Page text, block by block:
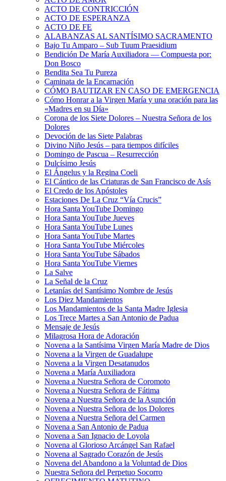
ACTO DE CONTRICCIÓN
ACTO DE ESPERANZA
ACTO DE FE
ALABANZAS AL SANTÍSIMO SACRAMENTO
Bajo Tu Amparo – Sub Tuum Praesidium
Bendición De María Auxiliadora — Compuesta por:
Don Bosco
Bendita Sea Tu Pureza
Caminata de la Encarnación
CÓMO BAUTIZAR EN CASO DE EMERGENCIA
Cómo Honrar a la Virgen María y una oración para las
«Madres en su Día»
Corona de los Siete Dolores – Nuestra Señora de los
Dolores
Devoción de las Siete Palabras
Divino Niño Jesús – para tiempos difíciles
Domingo de Pascua – Resurrección
Dulcísimo Jesús
El Ángelus y la Regina Coeli
El Cántico de las Criaturas de San Francisco de Asís
El Credo de los Apóstoles
Estaciones De La Cruz “Vía Crucis”
Hora Santa YouTube Domingo
Hora Santa YouTube Jueves
Hora Santa YouTube Lunes
Hora Santa YouTube Martes
Hora Santa YouTube Miércoles
Hora Santa YouTube Sábados
Hora Santa YouTube Viernes
La Salve
La Señal de la Cruz
Letanías del Santísimo Nombre de Jesús
Los Diez Mandamientos
Los Mandamientos de la Santa Madre Iglesia
Los Trece Martes a San Antonio de Padua
Mensaje de Jesús
Milagrosa Hora de Adoración
Novena a la Santísima Virgen María Madre de Dios
Novena a la Virgen de Guadalupe
Novena a la Virgen Desatanudos
Novena a María Auxiliadora
Novena a Nuestra Señora de Coromoto
Novena a Nuestra Señora de Fátima
Novena a Nuestra Señora de la Asunción
Novena a Nuestra Señora de los Dolores
Novena a Nuestra Señora del Carmen
Novena a San Antonio de Padua
Novena a San Ignacio de Loyola
Novena al Glorioso Arcángel San Rafael
Novena al Sagrado Corazón de Jesús
Novena del Abandono a la Voluntad de Dios
Nuestra Señora del Perpetuo Socorro